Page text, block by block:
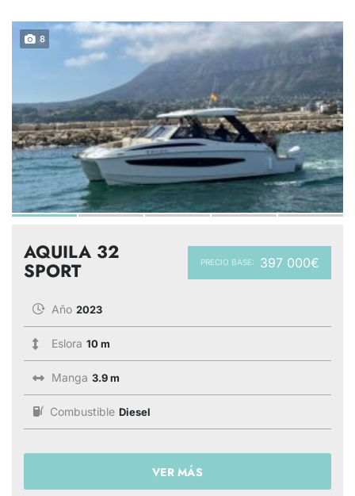
8
PRECIO BASE: 397 000€
AQUILA 32
SPORT
Año 2023
Eslora 10 m
Manga 3.9 m
Combustible Diesel
VER MÁS